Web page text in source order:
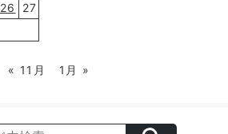
26
27
« 11月 1月 »